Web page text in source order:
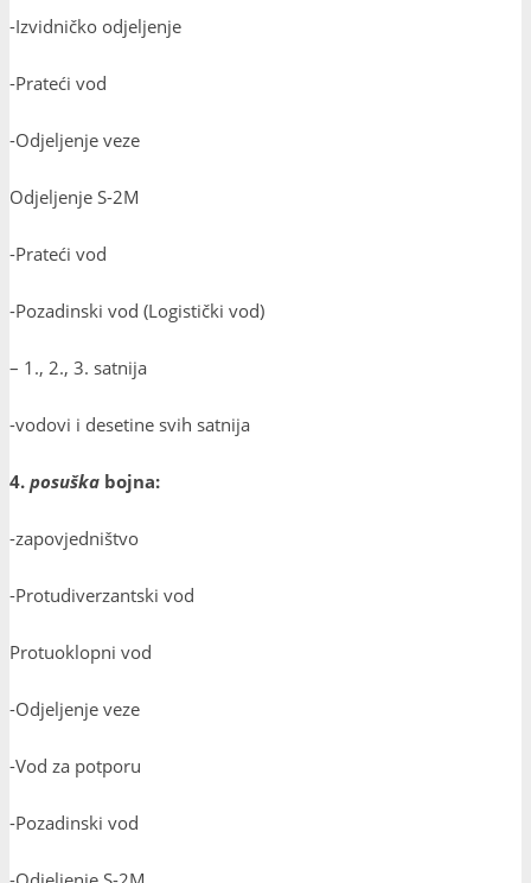
-Izvidničko odjeljenje
-Prateći vod
-Odjeljenje veze
Odjeljenje S-2M
-Prateći vod
-Pozadinski vod (Logistički vod)
– 1., 2., 3. satnija
-vodovi i desetine svih satnija
4. posuška bojna:
-zapovjedništvo
-Protudiverzantski vod
Protuoklopni vod
-Odjeljenje veze
-Vod za potporu
-Pozadinski vod